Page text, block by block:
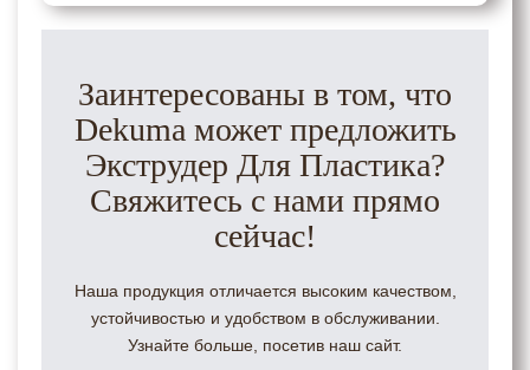
Заинтересованы в том, что
Dekuma может предложить
Экструдер Для Пластика?
Свяжитесь с нами прямо
сейчас!
Наша продукция отличается высоким качеством,
устойчивостью и удобством в обслуживании.
Узнайте больше, посетив наш сайт.